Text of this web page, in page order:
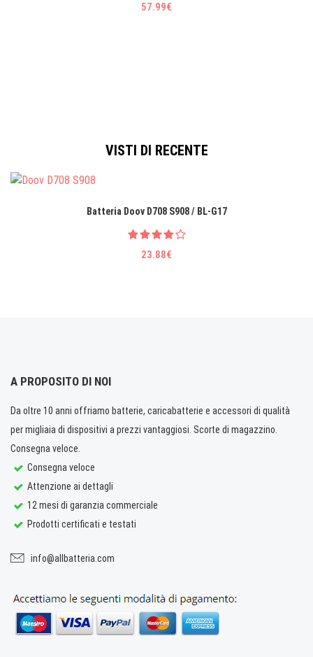
57.99€
VISTI DI RECENTE
Batteria Doov D708 S908 / BL-G17
23.88€
A PROPOSITO DI NOI
Da oltre 10 anni offriamo batterie, caricabatterie e accessori di qualità
per migliaia di dispositivi a prezzi vantaggiosi. Scorte di magazzino.
Consegna veloce.
Consegna veloce
Attenzione ai dettagli
12 mesi di garanzia commerciale
Prodotti certificati e testati
info@allbatteria.com